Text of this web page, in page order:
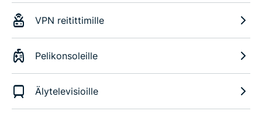
VPN reitittimille
Pelikonsoleille
Älytelevisioille